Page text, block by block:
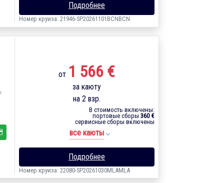
Подробнее
Номер круиза: 21946-SP20261101BCNBCN
от 1 566 €
за каюту
на 2 взр.
В стоимость включены:
портовые сборы 360 €
сервисные сборы включены
все каюты
Подробнее
Номер круиза: 22080-SP20261030MLAMLA